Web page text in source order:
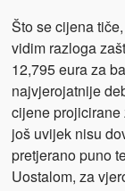
Što se cijena
vidim razloga
12,795 eura za
najvjerojatnije
cijene projicirane
još uvijek nisu
pretjerano puno
Uostalom, za